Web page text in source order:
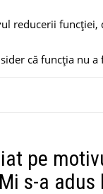
reducerii
că funcția nu
pe
s-a